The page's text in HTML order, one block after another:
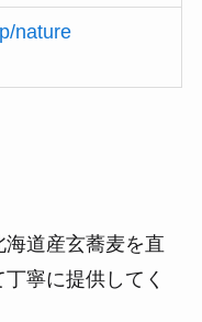
nature
道産玄蕎麦を直
寧に提供してく